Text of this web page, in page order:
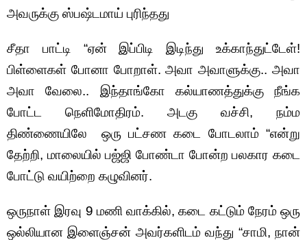
அவருக்கு ஸ்பஷ்டமாய் புரிந்தது
சீதா பாட்டி “ஏன் இப்பிடி இடிந்து உக்காந்துட்டேள்!
பிள்ளைகள் போனா போறாள். அவா அவாளுக்கு.. அவா
அவா வேலை.. இந்தாங்கோ கல்யாணத்துக்கு நீங்க
போட்ட நெளிமோதிரம். அடகு வச்சி, நம்ம
திண்ணையிலே ஒரு பட்சண கடை போடலாம் “என்று
தேற்றி, மாலையில் பஜ்ஜி போண்டா போன்ற பலகார கடை
போட்டு வயிற்றை கழுவினர்.
ஒருநாள் இரவு 9 மணி வாக்கில், கடை கட்டும் நேரம் ஒரு
ஒல்லியான இளைஞ்சன் அவர்களிடம் வந்து “சாமி, நான்